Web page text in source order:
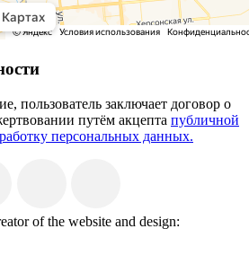
пользователь заключает договор о
путём акцепта публичной
персональных данных.
of the website and design: